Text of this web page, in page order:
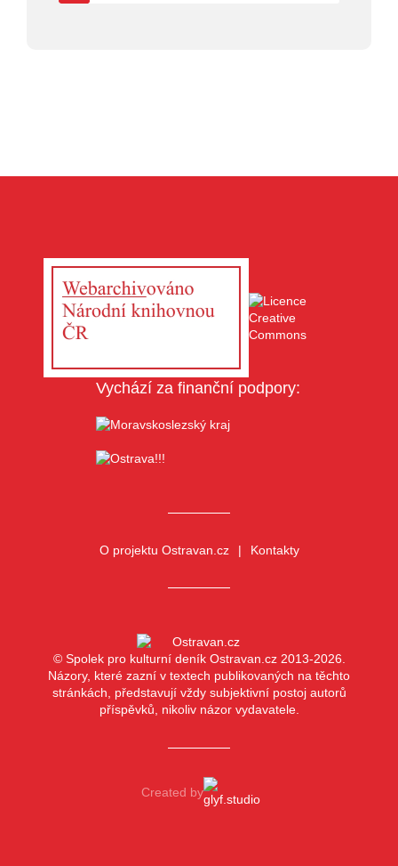
Vychází za finanční podpory:
O projektu Ostravan.cz Kontakty
© Spolek pro kulturní deník Ostravan.cz 2013-2026.
Názory, které zazní v textech publikovaných na těchto
stránkách, představují vždy subjektivní postoj autorů
příspěvků, nikoliv názor vydavatele.
Created by